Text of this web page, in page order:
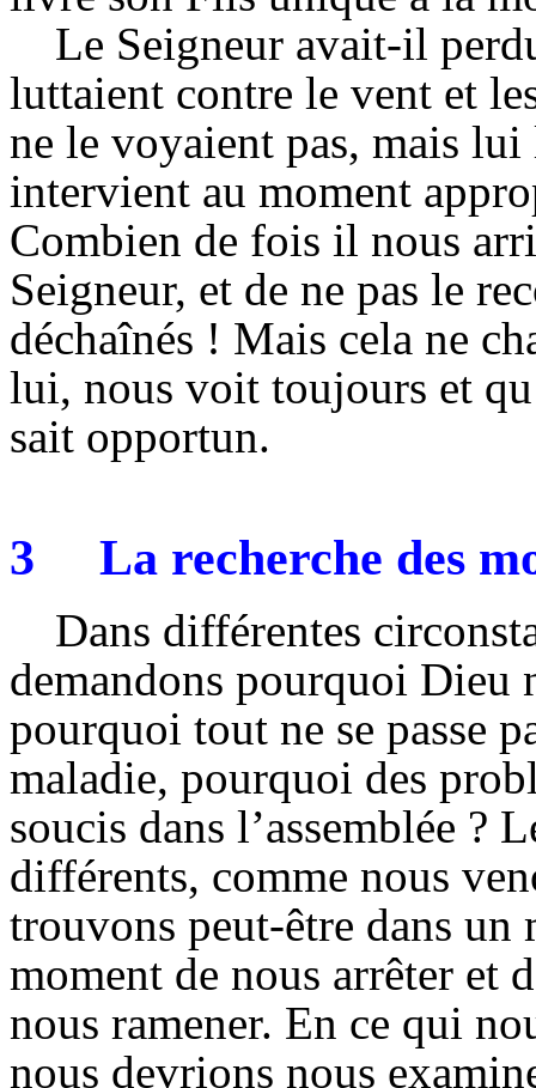
Le Seigneur avait-il
luttaient contre le vent et
ne le voyaient pas, mais
intervient au moment
Combien de fois il nous
Seigneur, et de ne pas le
déchaînés ! Mais cela ne
lui, nous voit toujours et
sait opportun.
3 La recherche des
Dans différentes
demandons pourquoi Dieu
pourquoi tout ne se passe
maladie, pourquoi des
soucis dans l’assemblée ?
différents, comme nous
trouvons peut-être dans un
moment de nous arrêter et
nous ramener. En ce qui
nous devrions nous